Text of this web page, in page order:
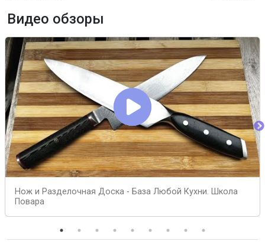
Видео обзоры
Нож и Разделочная Доска - База Любой Кухни. Школа
Повара